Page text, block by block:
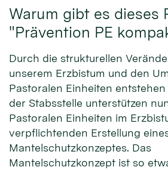
Warum gibt es dieses
"Prävention PE
Durch die strukturellen
unserem Erzbistum und den
Pastoralen Einheiten
der Stabsstelle unterstützen
Pastoralen Einheiten im
verpflichtenden Erstellung
Mantelschutzkonzeptes. Das
Mantelschutzkonzept ist so